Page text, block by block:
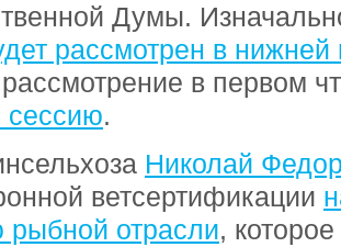
Думы.
рассмотрен в
в первом
.
Николай
ветсертификации
рыбной отрасли,